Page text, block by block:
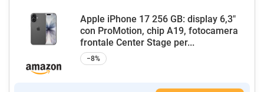
Apple iPhone 17 256 GB: display 6,3"
con ProMotion, chip A19, fotocamera
frontale Center Stage per...
−8%